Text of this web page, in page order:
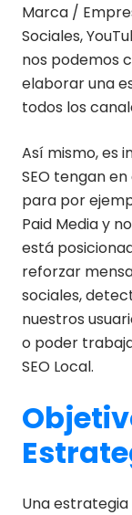
Marca /
Sociales,
nos podemos
elaborar una
todos los
Así mismo, es
SEO tengan
para por
Paid Media y
está
reforzar
sociales,
nuestros
o poder
SEO Local.
Una estrategia